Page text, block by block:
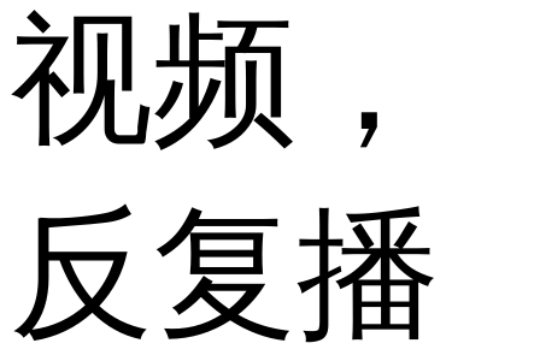
视频，
反复播